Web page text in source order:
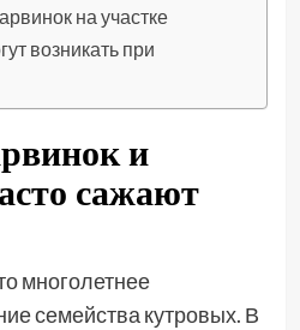
на участке
возникать при
и
сажают
многолетнее
семейства кутровых. В